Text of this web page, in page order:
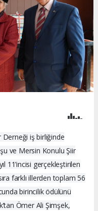
Derneği iş birliğinde
ve Mersin Konulu Şiir
11’incisi gerçekleştirilen
farklı illerden toplam 56
birincilik ödülünü
Ömer Ali Şimşek,